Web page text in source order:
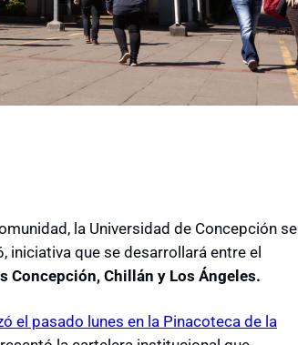
la Universidad de Concepción se
iniciativa que se desarrollará entre el
Concepción, Chillán y Los Ángeles.
el pasado lunes en la Pinacoteca de la